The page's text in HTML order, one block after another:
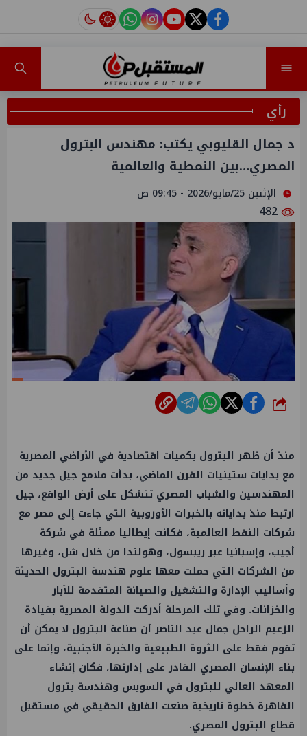
facebook
twitter
youtube
instagram
tiktok
رأي
د جمال القليوبي يكتب: مهندس البترول
المصري…بين النمطية والعالمية
الإثنين 25/مايو/2026 - 09:45 ص
شارك
منذ أن ظهر البترول بكميات اقتصادية في الأراضي المصرية
مع بدايات ستينيات القرن الماضي، بدأت ملامح جيل جديد من
المهندسين والشباب المصري تتشكل على أرض الواقع، جيل
ارتبط منذ بداياته بالخبرات الأوروبية التي جاءت إلى مصر مع
شركات النفط العالمية، فكانت إيطاليا ممثلة في شركة
أجيب، وإسبانيا عبر ريبسول، وهولندا من خلال شل، وغيرها
من الشركات التي حملت معها علوم هندسة البترول الحديثة
وأساليب الإدارة والتشغيل والصيانة المتقدمة للآبار
والخزانات. وفي تلك المرحلة أدركت الدولة المصرية بقيادة
الزعيم الراحل جمال عبد الناصر أن صناعة البترول لا يمكن أن
تقوم فقط على الثروة الطبيعية والخبرة الأجنبية، وإنما على
بناء الإنسان المصري القادر على إدارتها، فكان إنشاء
المعهد العالي للبترول في السويس وهندسة بترول
القاهرة خطوة تاريخية صنعت الفارق الحقيقي في مستقبل
قطاع البترول المصري.